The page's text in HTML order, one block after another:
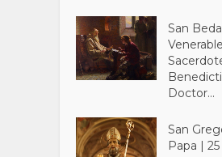
San
Doctor...
San
Papa |